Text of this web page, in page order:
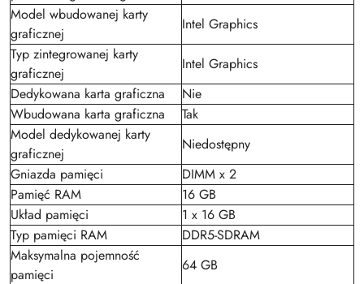
Model wbudowanej karty
graficznej
Intel Graphics
Typ zintegrowanej karty
graficznej
Intel Graphics
Dedykowana karta graficzna
Nie
Wbudowana karta graficzna
Tak
Model dedykowanej karty
graficznej
Niedostępny
Gniazda pamięci
DIMM x 2
Pamięć RAM
16 GB
Układ pamięci
1 x 16 GB
Typ pamięci RAM
DDR5-SDRAM
Maksymalna pojemność
pamięci
64 GB